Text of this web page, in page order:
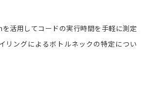
活用してコードの実行時間を手軽に測定
リングによるボトルネックの特定につい